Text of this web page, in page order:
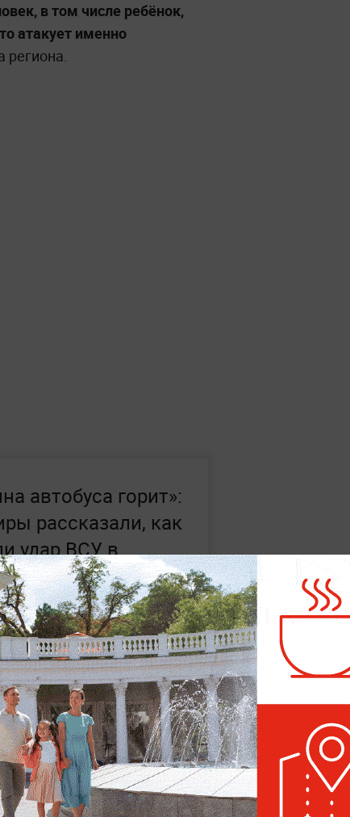
в том числе ребёнок,
атакует именно
региона.
автобуса горит»:
рассказали, как
удар ВСУ в
атаки беспилотника на
комитет возбудил
чтоКиев ждёт жёсткий
ситуациях —читайте в